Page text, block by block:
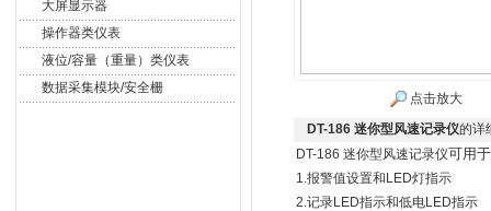
大屏显示器
操作器类仪表
液位/容量（重量）类仪表
数据采集模块/安全栅
点击放大
DT-186 迷你型风速记录仪的详
DT-186 迷你型风速记录仪可用
1.报警值设置和LED灯指示
2.记录LED指示和低电LED指示